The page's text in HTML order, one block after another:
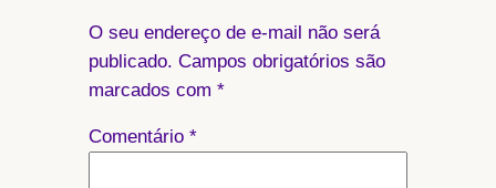
O seu endereço de e-mail não será
publicado. Campos obrigatórios são
marcados com *
Comentário *